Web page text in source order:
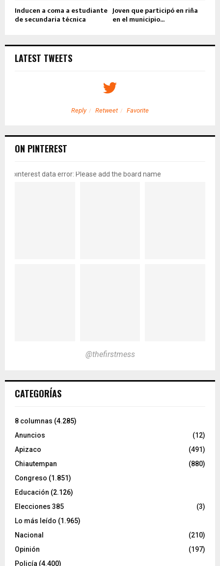
Inducen a coma a estudiante
de secundaria técnica
Joven que participó en riña
en el municipio...
LATEST TWEETS
Reply Retweet Favorite
ON PINTEREST
pinterest data error: Please add the board name
@thefirstmess
CATEGORÍAS
8 columnas (4.285)
Anuncios
(12)
Apizaco
(491)
Chiautempan
(880)
Congreso (1.851)
Educación (2.126)
Elecciones 385
(3)
Lo más leído (1.965)
Nacional
(210)
Opinión
(197)
Policía (4.400)